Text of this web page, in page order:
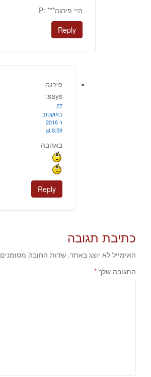
היי פירגה*** :P
Reply
פירגה
says:
27
באוקטוב
ר 2016
at 8:59
באהבה
Reply
כתיבת תגובה
האימייל לא יוצג באתר. שדות החובה מסומנים
התגובה שלך *